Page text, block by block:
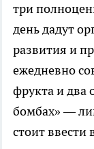
три
день дадут
развития и
ежедневно
фрукта и два
бомбах» —
стоит ввести